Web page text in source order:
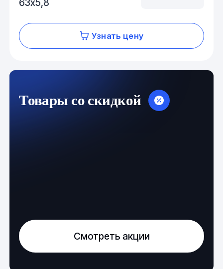
63х5,8
Узнать цену
Товары со скидкой
Смотреть акции